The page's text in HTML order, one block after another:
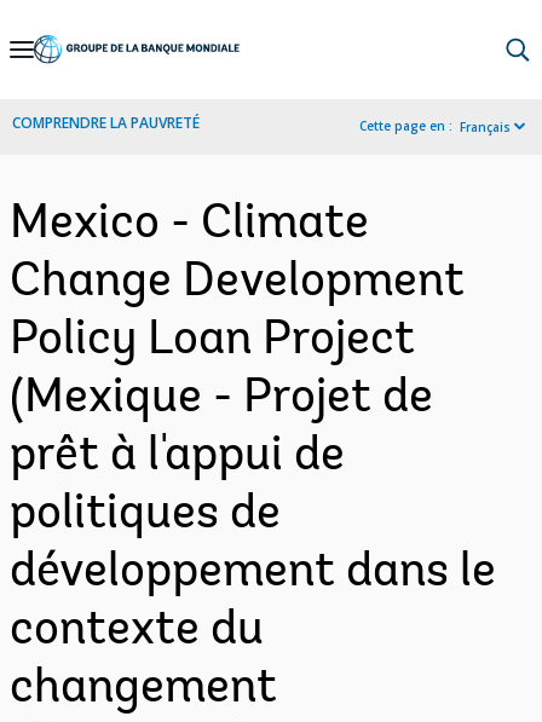
Skip
Navigation
COMPRENDRE LA PAUVRETÉ Cette page en : Français
Mexico - Climate
Change Development
Policy Loan Project
(Mexique - Projet de
prêt à l'appui de
politiques de
développement dans le
contexte du
changement